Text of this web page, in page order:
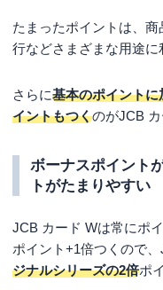
たまったポイントは、
行などさまざまな用途に
さらに基本のポイント
イントもつくのがJCB カ
ボーナスポイント
トがたまりやすい
JCB カード Wは常にポ
ポイント+1倍つくので
ジナルシリーズの2倍ポ